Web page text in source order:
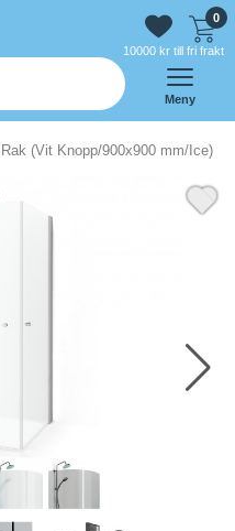
0
10000 kr till fri frakt
Meny
(Vit Knopp/900x900 mm/Ice)